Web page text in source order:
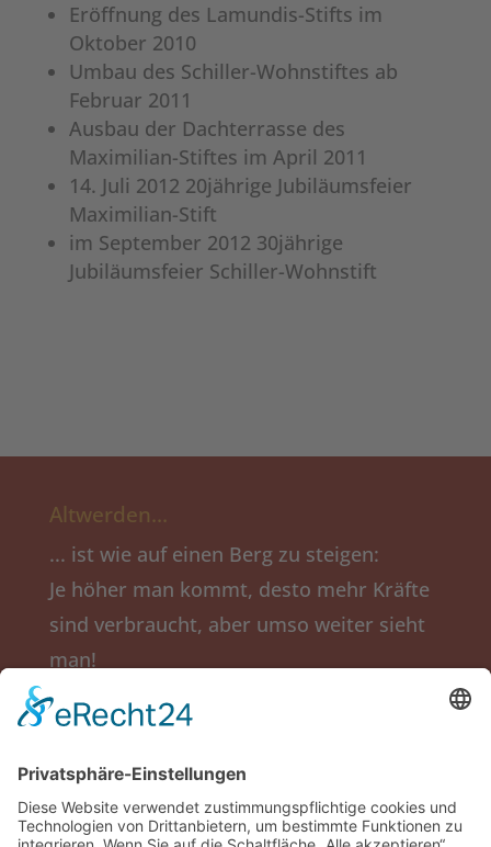
Eröffnung des Lamundis-Stifts im
Oktober 2010
Umbau des Schiller-Wohnstiftes ab
Februar 2011
Ausbau der Dachterrasse des
Maximilian-Stiftes im April 2011
14. Juli 2012 20jährige Jubiläumsfeier
Maximilian-Stift
im September 2012 30jährige
Jubiläumsfeier Schiller-Wohnstift
Altwerden…
... ist wie auf einen Berg zu steigen:
Je höher man kommt, desto mehr Kräfte
sind verbraucht, aber umso weiter sieht
man!
(Ingmar Bergmann)
Salier-Stift
Obere Langgasse 5a